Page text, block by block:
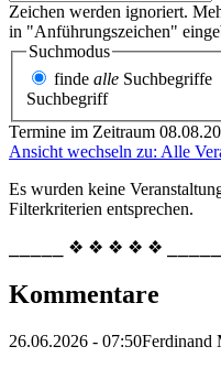
Zeichen werden ignoriert.
in "Anführungszeichen"
Suchmodus
finde alle Suchbegriffe
Suchbegriff
Termine im Zeitraum
Ansicht wechseln zu: Alle
Es wurden keine
Filterkriterien entsprechen.
⎯⎯⎯⎯⎯ ❖ ❖ ❖ ❖ ❖ ⎯⎯⎯⎯⎯
Kommentare
26.06.2026 - 07:50Ferdinand